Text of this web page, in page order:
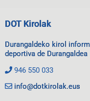
DOT Kirolak
Durangaldeko kirol
deportiva de Durangaldea
946 550 033
info@dotkirolak.eus